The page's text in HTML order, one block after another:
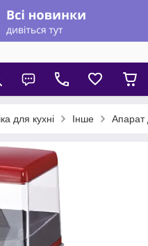
для кухні Інше Апарат